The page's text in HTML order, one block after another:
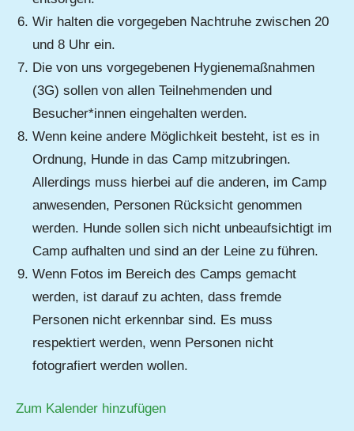
Wir halten die vorgegeben Nachtruhe zwischen 20
und 8 Uhr ein.
Die von uns vorgegebenen Hygienemaßnahmen
(3G) sollen von allen Teilnehmenden und
Besucher*innen eingehalten werden.
Wenn keine andere Möglichkeit besteht, ist es in
Ordnung, Hunde in das Camp mitzubringen.
Allerdings muss hierbei auf die anderen, im Camp
anwesenden, Personen Rücksicht genommen
werden. Hunde sollen sich nicht unbeaufsichtigt im
Camp aufhalten und sind an der Leine zu führen.
Wenn Fotos im Bereich des Camps gemacht
werden, ist darauf zu achten, dass fremde
Personen nicht erkennbar sind. Es muss
respektiert werden, wenn Personen nicht
fotografiert werden wollen.
Zum Kalender hinzufügen